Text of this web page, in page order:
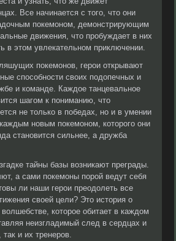
Все начинается с того, что они
покемоном, демонстрирующим
движения, что пробуждает в них
в этом увлекательном приключении.
покемонов, герои открывают
способности своих подопечных и
и команде. Каждое танцевальное
шагом к пониманию, что
не только в победах, но и в умении
новым покемоном, которого они
становится сильнее, а дружба
тайны базы возникают преграды.
а сами покемоны порой ведут себя
ли наши герои преодолеть все
своей цели? Это история о
которое обитает в каждом
неизгладимый след в сердцах и
и их тренеров.